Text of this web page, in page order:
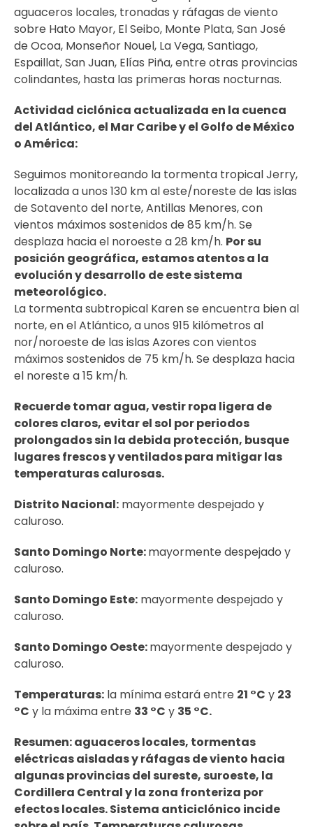
aguaceros locales, tronadas y ráfagas de viento
sobre Hato Mayor, El Seibo, Monte Plata, San José
de Ocoa, Monseñor Nouel, La Vega, Santiago,
Espaillat, San Juan, Elías Piña, entre otras provincias
colindantes, hasta las primeras horas nocturnas.
Actividad ciclónica actualizada en la cuenca
del Atlántico, el Mar Caribe y el Golfo de México
o América:
Seguimos monitoreando la tormenta tropical Jerry,
localizada a unos 130 km al este/noreste de las islas
de Sotavento del norte, Antillas Menores, con
vientos máximos sostenidos de 85 km/h. Se
desplaza hacia el noroeste a 28 km/h. Por su
posición geográfica, estamos atentos a la
evolución y desarrollo de este sistema
meteorológico.
La tormenta subtropical Karen se encuentra bien al
norte, en el Atlántico, a unos 915 kilómetros al
nor/noroeste de las islas Azores con vientos
máximos sostenidos de 75 km/h. Se desplaza hacia
el noreste a 15 km/h.
Recuerde tomar agua, vestir ropa ligera de
colores claros, evitar el sol por periodos
prolongados sin la debida protección, busque
lugares frescos y ventilados para mitigar las
temperaturas calurosas.
Distrito Nacional: mayormente despejado y
caluroso.
Santo Domingo Norte:mayormente despejado y
caluroso.
Santo Domingo Este: mayormente despejado y
caluroso.
Santo Domingo Oeste:mayormente despejado y
caluroso.
Temperaturas: la mínima estará entre 21 °C y 23
°C y la máxima entre 33 °C y 35 °C.
Resumen: aguaceros locales, tormentas
eléctricas aisladas y ráfagas de viento hacia
algunas provincias del sureste, suroeste, la
Cordillera Central y la zona fronteriza por
efectos locales. Sistema anticiclónico incide